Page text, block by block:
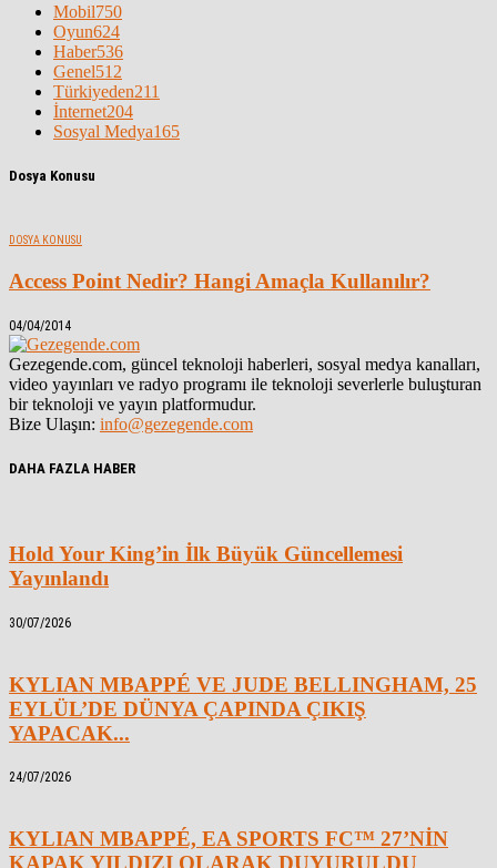
Mobil750
Oyun624
Haber536
Genel512
Türkiyeden211
İnternet204
Sosyal Medya165
Dosya Konusu
DOSYA KONUSU
Access Point Nedir? Hangi Amaçla Kullanılır?
04/04/2014
Gezegende.com, güncel teknoloji haberleri, sosyal medya kanalları,
video yayınları ve radyo programı ile teknoloji severlerle buluşturan
bir teknoloji ve yayın platformudur.
Bize Ulaşın: info@gezegende.com
DAHA FAZLA HABER
Hold Your King’in İlk Büyük Güncellemesi
Yayınlandı
30/07/2026
KYLIAN MBAPPÉ VE JUDE BELLINGHAM, 25
EYLÜL’DE DÜNYA ÇAPINDA ÇIKIŞ
YAPACAK...
24/07/2026
KYLIAN MBAPPÉ, EA SPORTS FC™ 27’NİN
KAPAK YILDIZI OLARAK DUYURULDU